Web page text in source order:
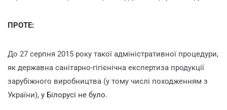
ПРОТЕ:
До 27 серпня 2015 року такої адміністративної процедури,
як державна санітарно-гігієнічна експертиза продукції
зарубіжного виробництва (у тому числі походженням з
України), у Білорусі не було.